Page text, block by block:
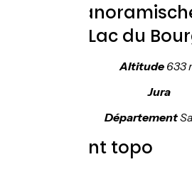
En het
over het Lac du
Altitude 633
Jura
Département
Noordkant topo